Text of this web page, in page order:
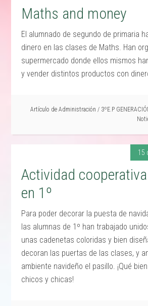
Maths and money
El alumnado de segundo de primaria
dinero en las clases de Maths. Han
supermercado donde ellos mismos
y vender distintos productos con
Artículo de Administración / 3ºE.P
15
Actividad
en 1º
Para poder decorar la puesta de
las alumnas de 1º han trabajado
unas cadenetas coloridas y bien
decoran las puertas de las clases, y
ambiente navideño el pasillo. ¡Qué
chicos y chicas!